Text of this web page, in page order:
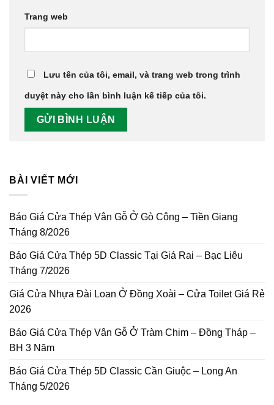
Trang web
Lưu tên của tôi, email, và trang web trong trình
duyệt này cho lần bình luận kế tiếp của tôi.
BÀI VIẾT MỚI
Báo Giá Cửa Thép Vân Gỗ Ở Gò Công – Tiền Giang
Tháng 8/2026
Báo Giá Cửa Thép 5D Classic Tại Giá Rai – Bạc Liêu
Tháng 7/2026
Giá Cửa Nhựa Đài Loan Ở Đồng Xoài – Cửa Toilet Giá Rẻ
2026
Báo Giá Cửa Thép Vân Gỗ Ở Tràm Chim – Đồng Tháp –
BH 3 Năm
Báo Giá Cửa Thép 5D Classic Cần Giuộc – Long An
Tháng 5/2026